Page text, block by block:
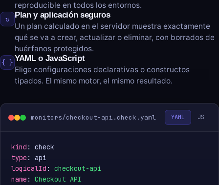
reproducible en todos los entornos.
↻
Plan y aplicación seguros
Un plan calculado en el servidor muestra exactamente
qué se va a crear, actualizar o eliminar, con borrados de
huérfanos protegidos.
{ } YAML o JavaScript
Elige configuraciones declarativas o constructos
tipados. El mismo motor, el mismo resultado.
monitors/checkout-api.check.yaml YAML JS
kind
type
logicalId : checkout-api
name : Checkout API